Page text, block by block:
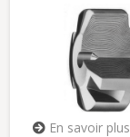
En savoir